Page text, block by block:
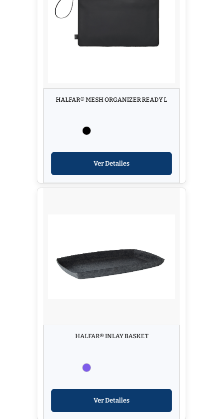
HALFAR® MESH ORGANIZER READY L
Ver Detalles
HALFAR® INLAY BASKET
Ver Detalles